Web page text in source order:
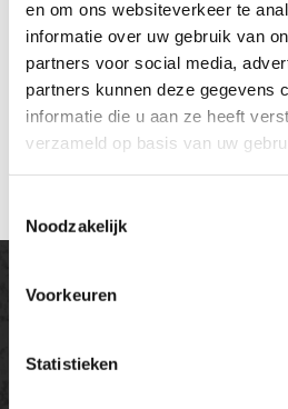
en om ons websiteverkeer te
informatie over uw gebruik van
partners voor social media,
partners kunnen deze gegevens
informatie die u aan ze heeft
verzameld op basis van uw
Noodzakelijk
Voorkeuren
Statistieken
Maximale druk:
Tafel bruikbare afmeting:
Buigcapaciteit vlakstaal:
Totale lengte van de machine:
Totale hoogte:
Werkbreedte:
Offerte aanvragen